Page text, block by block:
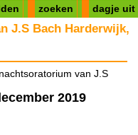
zoeken dagje uit
J.S Bach Harderwijk,
van J.S
2019